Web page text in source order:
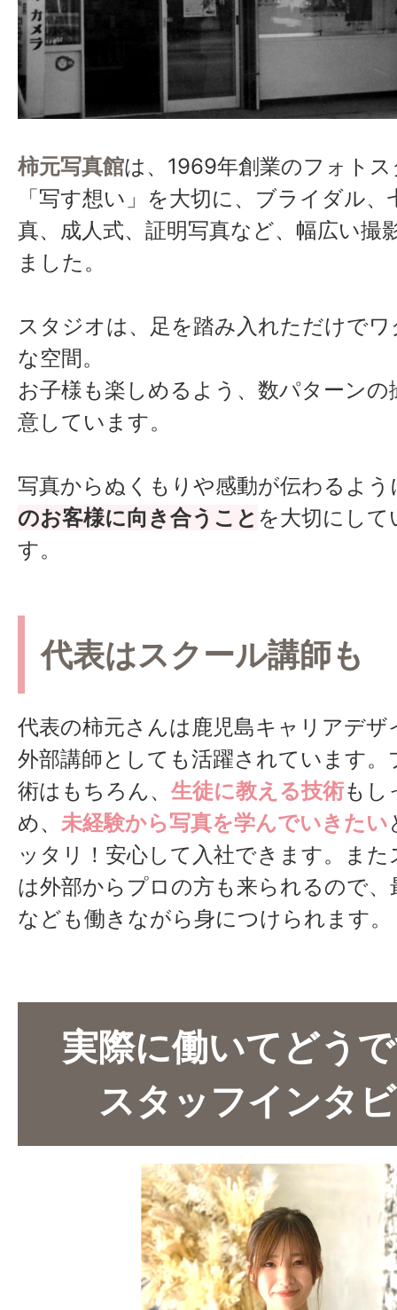
13:00
着物のメンテナンス
カビが生えやすいので
チェック！もしシミや
れば汚れ落としやアイ
15:00
撮影のためお客様のス
アメイク
17:00
18:00 退社
柿元写真館は、1969年創業のフォト
「写す想い」を大切に、ブライダル、
真、成人式、証明写真など、幅広い撮
ました。
スタジオは、足を踏み入れただけで
な空間。
お子様も楽しめるよう、数パターンの
意しています。
写真からぬくもりや感動が伝わるよう
のお客様に向き合うこと を大切にして
す。
代表はスクール講師も
代表の柿元さんは鹿児島キャリアデザ
外部講師としても活躍されています
術はもちろん、 生徒に教える技術もし
め、 未経験から写真を学んでいきたい
ッタリ！安心して入社できます。ま
は外部からプロの方も来られるので
なども働きながら身につけられます。
実際に働いてどう
スタッフインタ